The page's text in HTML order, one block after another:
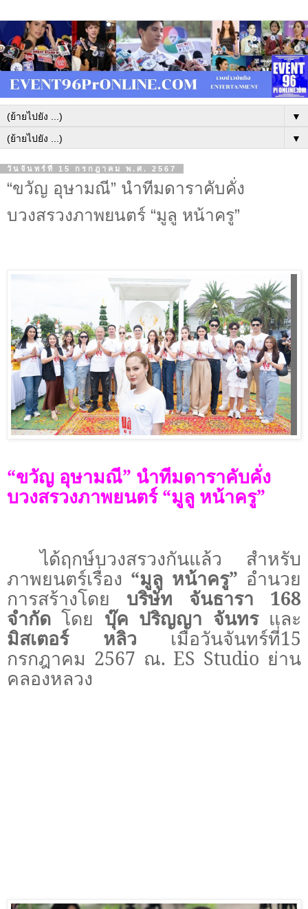
▼
▼
วันจันทร์ที่ 15 กรกฎาคม พ.ศ. 2567
“ขวัญ อุษามณี” นำทีมดาราคับคั่ง
บวงสรวงภาพยนตร์ “มูลู หน้าครู”
“ขวัญ อุษามณี” นำทีมดาราคับคั่ง
บวงสรวงภาพยนตร์ “มูลู หน้าครู”
ได้ฤกษ์บวงสรวงกันแล้ว สำหรับ
ภาพยนตร์เรื่อง “มูลู หน้าครู” อำนวย
การสร้างโดย บริษัท จันธารา 168
จำกัด โดย บุ๊ค ปริญญา จันทรและ
มิสเตอร์ หลิว เมื่อวันจันทร์ที่15
กรกฎาคม 2567 ณ. ES Studio ย่าน
คลองหลวง